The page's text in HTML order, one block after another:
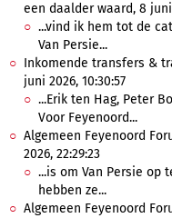
een daalder waard, 8 juni
...vind ik hem tot de
Van Persie...
Inkomende transfers &
juni 2026, 10:30:57
...Erik ten Hag, Peter
Voor Feyenoord...
Algemeen Feyenoord
2026, 22:29:23
...is om Van Persie op
hebben ze...
Algemeen Feyenoord